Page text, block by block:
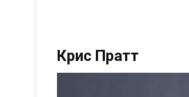
Крис Пратт